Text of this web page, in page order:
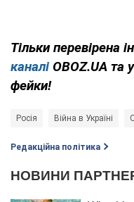
Тільки перевірена
каналі OBOZ.UA та у
фейки!
Росія Війна в Україні
Редакційна політика